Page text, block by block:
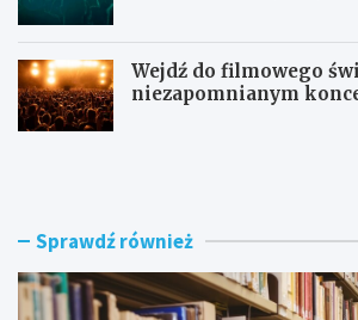
Wejdź do filmowego
niezapomnianym
R
s
a
E
y
o
Sprawdź również